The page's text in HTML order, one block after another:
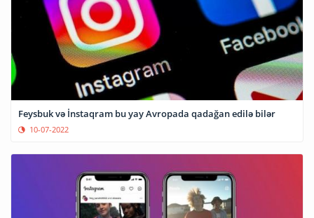
Feysbuk və İnstaqram bu yay Avropada qadağan edilə bilər
10-07-2022